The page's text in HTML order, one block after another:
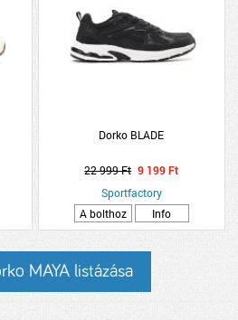
Dorko BLADE
22 999 Ft 9 199 Ft
Sportfactory
A bolthoz
Info
MAYA listázása